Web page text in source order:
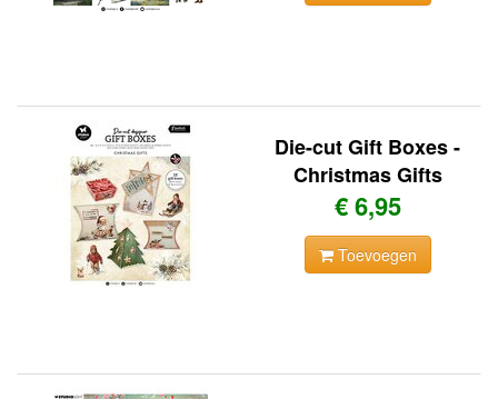
Die-cut Gift Boxes -
Christmas Gifts
€ 6,95
Toevoegen